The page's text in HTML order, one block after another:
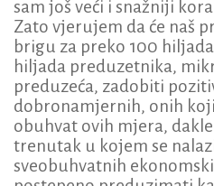
sam još veći i snažniji
Zato vjerujem da će naš
brigu za preko 100
hiljada preduzetnika,
preduzeća, zadobiti
dobronamjernih, onih
obuhvat ovih mjera,
trenutak u kojem se
sveobuhvatnih